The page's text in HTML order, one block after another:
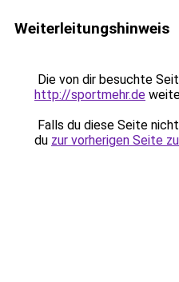
Weiterleitungshinweis
Die von dir besuchte
http://sportmehr.de
Falls du diese Seite
du zur vorherigen Seite